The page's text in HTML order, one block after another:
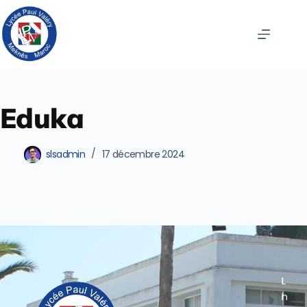
Eduka
slsadmin 17 décembre 2024
L
I
L
i
I
n